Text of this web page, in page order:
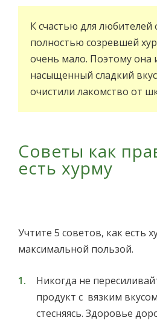
К счастью для любителей
полностью созревшей
очень мало. Поэтому она
насыщенный сладкий
очистили лакомство от
Советы как
есть хурму
Учтите 5 советов, как есть
максимальной пользой.
Никогда не
продукт с вязким
стесняясь. Здоровье